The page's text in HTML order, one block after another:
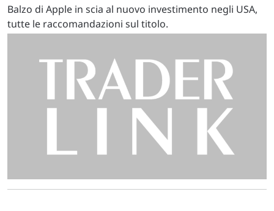
Balzo di Apple in scia al nuovo investimento negli USA,
tutte le raccomandazioni sul titolo.